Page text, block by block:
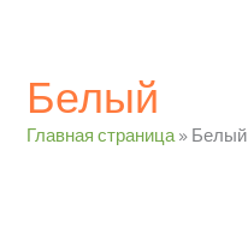
Белый
Главная страница» Белый